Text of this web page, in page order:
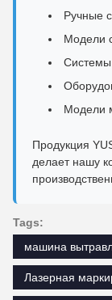
Ручные
Модели
Системы
Модели
Продукция
делает нашу
Tags:
машина
Лазерная